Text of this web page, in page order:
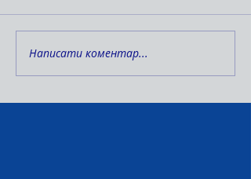
Написати коментар...